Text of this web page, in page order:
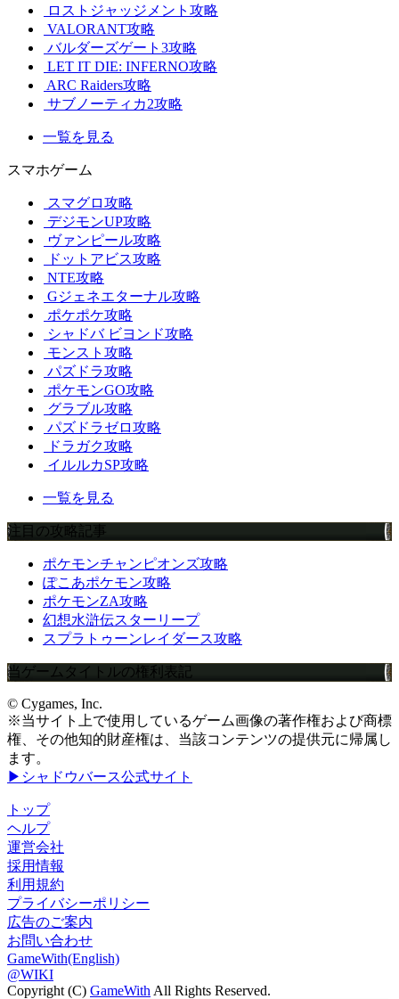
ロストジャッジメント攻略
VALORANT攻略
バルダーズゲート3攻略
LET IT DIE: INFERNO攻略
ARC Raiders攻略
サブノーティカ2攻略
一覧を見る
スマホゲーム
スマグロ攻略
デジモンUP攻略
ヴァンピール攻略
ドットアビス攻略
NTE攻略
Gジェネエターナル攻略
ポケポケ攻略
シャドバ ビヨンド攻略
モンスト攻略
パズドラ攻略
ポケモンGO攻略
グラブル攻略
パズドラゼロ攻略
ドラガク攻略
イルルカSP攻略
一覧を見る
注目の攻略記事
ポケモンチャンピオンズ攻略
ぽこあポケモン攻略
ポケモンZA攻略
幻想水滸伝スターリープ
スプラトゥーンレイダース攻略
当ゲームタイトルの権利表記
© Cygames, Inc.
※当サイト上で使用しているゲーム画像の著作権および商標
権、その他知的財産権は、当該コンテンツの提供元に帰属し
ます。
▶シャドウバース公式サイト
トップ
ヘルプ
運営会社
採用情報
利用規約
プライバシーポリシー
広告のご案内
お問い合わせ
GameWith(English)
@WIKI
Copyright (C) GameWith All Rights Reserved.